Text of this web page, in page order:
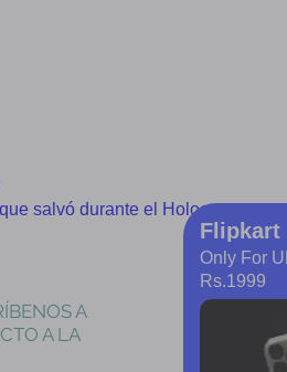
salvó durante el Holocausto
A
A LA